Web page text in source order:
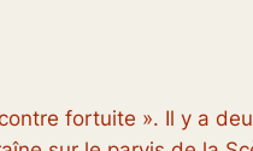
fortuite ». Il y a